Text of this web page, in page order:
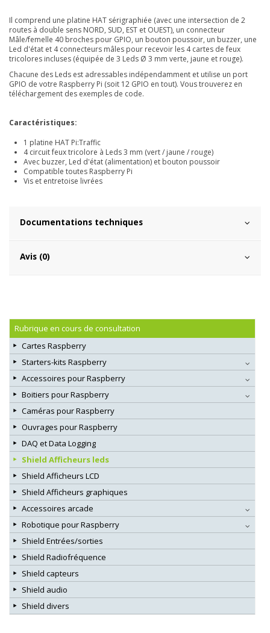
Il comprend une platine HAT sérigraphiée (avec une intersection de 2
routes à double sens NORD, SUD, EST et OUEST), un connecteur
Mâle/femelle 40 broches pour GPIO, un bouton poussoir, un buzzer, une
Led d'état et 4 connecteurs mâles pour recevoir les 4 cartes de feux
tricolores incluses (équipée de 3 Leds Ø 3 mm verte, jaune et rouge).
Chacune des Leds est adressables indépendamment et utilise un port
GPIO de votre Raspberry Pi (soit 12 GPIO en tout). Vous trouverez en
téléchargement des exemples de code.
Caractéristiques:
1 platine HAT Pi:Traffic
4 circuit feux tricolore à Leds 3 mm (vert / jaune / rouge)
Avec buzzer, Led d'état (alimentation) et bouton poussoir
Compatible toutes Raspberry Pi
Vis et entretoise livrées
Documentations techniques
Avis (0)
Rubrique en cours de consultation
Cartes Raspberry
Starters-kits Raspberry
Accessoires pour Raspberry
Boitiers pour Raspberry
Caméras pour Raspberry
Ouvrages pour Raspberry
DAQ et Data Logging
Shield Afficheurs leds
Shield Afficheurs LCD
Shield Afficheurs graphiques
Accessoires arcade
Robotique pour Raspberry
Shield Entrées/sorties
Shield Radiofréquence
Shield capteurs
Shield audio
Shield divers